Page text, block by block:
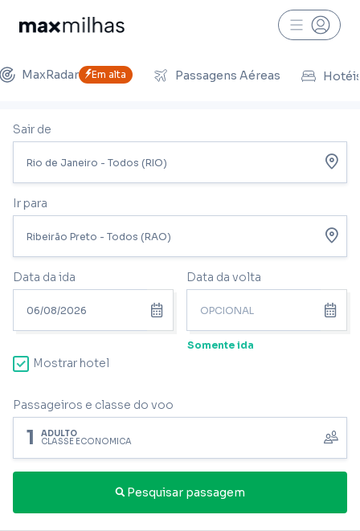
MaxRadar Em alta Passagens Aéreas
Sair de
Ir para
Data da ida Data da volta
Somente ida
Mostrar hotel
Passageiros e classe do voo
1 ADULTO
CLASSE ECONÔMICA
Pesquisar passagem